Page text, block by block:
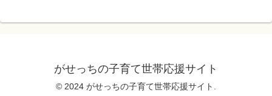
がせっちの子育て世帯応援サイト
© 2024 がせっちの子育て世帯応援サイト.